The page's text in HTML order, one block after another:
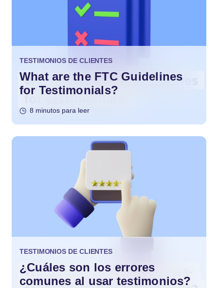
TESTIMONIOS DE CLIENTES
What are the FTC Guidelines
for Testimonials?
8 minutos para leer
TESTIMONIOS DE CLIENTES
¿Cuáles son los errores
comunes al usar testimonios?